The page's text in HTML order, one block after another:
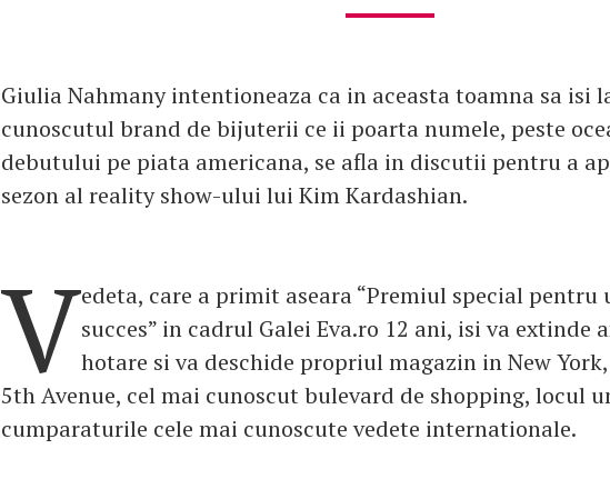
Giulia Nahmany intentioneaza ca in aceasta toamna sa isi
cunoscutul brand de bijuterii ce ii poarta numele, peste
debutului pe piata americana, se afla in discutii pentru a
sezon al reality show-ului lui Kim Kardashian.
Vedeta, care a primit aseara “Premiul special pentru
succes” in cadrul Galei Eva.ro 12 ani, isi va extinde
hotare si va deschide propriul magazin in New
5th Avenue, cel mai cunoscut bulevard de shopping, locul
cumparaturile cele mai cunoscute vedete internationale.